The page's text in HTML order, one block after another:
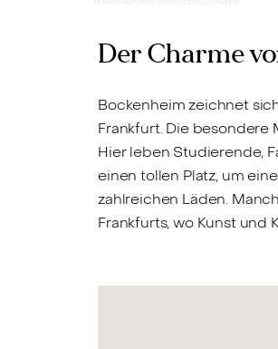
Der Charme
Bockenheim zeichnet
Frankfurt. Die
Hier leben Studierende,
einen tollen Platz, um
zahlreichen Läden.
Frankfurts, wo Kunst und